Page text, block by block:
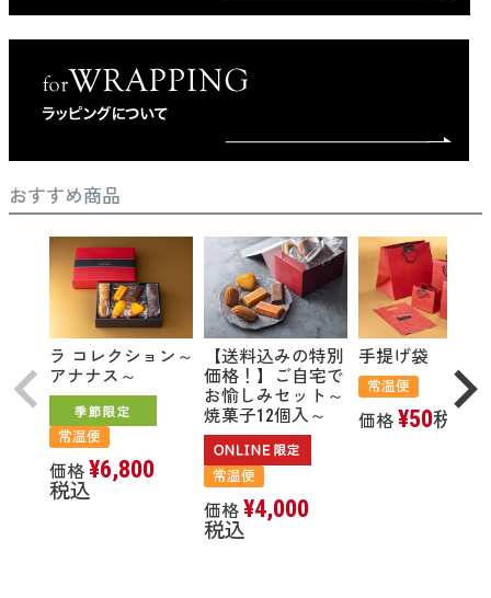
おすすめ商品
ラ コレクション～
アナナス～
常温便
価格 ¥6,800
税込
【送料込みの特別
価格！】ご自宅で
お愉しみセット～
焼菓子12個入～
常温便
価格 ¥4,000
税込
手提げ袋
常温便
価格 ¥50税込